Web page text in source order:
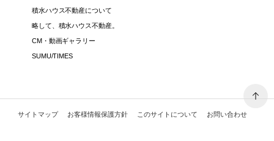
積水ハウス不動産について
略して、積水ハウス不動産。
CM・動画ギャラリー
SUMU/TIMES
サイトマップ お客様情報保護方針 このサイトについて お問い合わせ